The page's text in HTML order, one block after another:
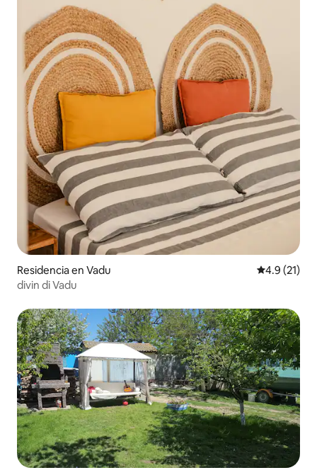
Residencia en Vadu Calificación
4.9 (21)
divin di Vadu